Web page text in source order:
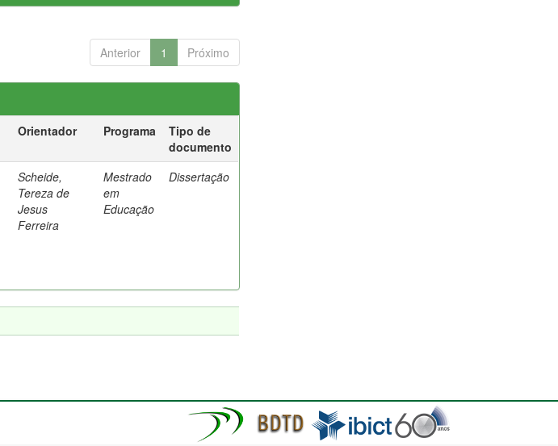
Anterior 1 Próximo
Orientador Programa
Tipo de
documento
Scheide,
Tereza de
Jesus
Ferreira
Mestrado
em
Educação
Dissertação